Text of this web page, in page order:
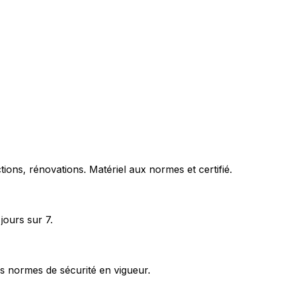
rénovations. Matériel aux normes et certifié.
sur 7.
normes de sécurité en vigueur.